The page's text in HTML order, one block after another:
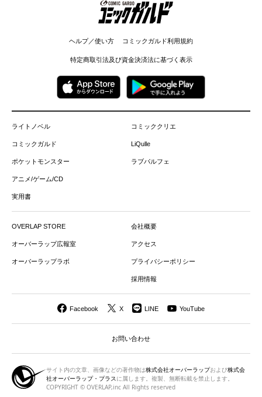
コミックガルド
ヘルプ／使い方 コミックガルド利用規約
特定商取引法及び資金決済法に基づく表示
ライトノベル
コミックガルド
ポケットモンスター
アニメ/ゲーム/CD
実用書
コミッククリエ
LiQulle
ラブパルフェ
OVERLAP STORE
オーバーラップ広報室
オーバーラップラボ
会社概要
アクセス
プライバシーポリシー
採用情報
Facebook X LINE YouTube
お問い合わせ
サイト内の文章、画像などの著作物は株式会社オーバーラップおよび株式会
社オーバーラップ・プラス に属します。複製、無断転載を禁止します。
COPYRIGHT © OVERLAP,inc All Rights reserved